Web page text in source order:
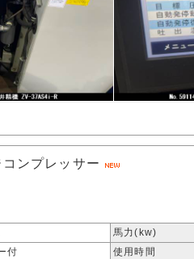
ンプレッサー
馬力(kw)
付
使用時間